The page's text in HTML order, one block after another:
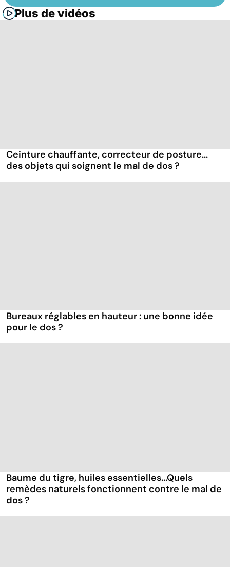
Plus de vidéos
Ceinture chauffante, correcteur de posture...
des objets qui soignent le mal de dos ?
Bureaux réglables en hauteur : une bonne idée
pour le dos ?
Baume du tigre, huiles essentielles...Quels
remèdes naturels fonctionnent contre le mal de
dos ?